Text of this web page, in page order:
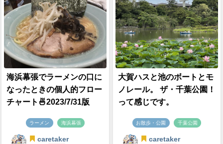
海浜幕張でラーメンの口に
なったときの個人的フロー
チャート🍜2023/7/31版
ラーメン 海浜幕張
caretaker
大賀ハスと池のボートとモ
ノレール。 ザ・千葉公園！
って感じです。
お散歩・公園 千葉公園
caretaker